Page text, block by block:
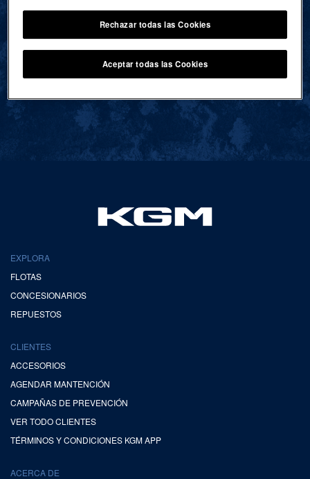
VOLVER AL INICIO
EXPLORA
FLOTAS
CONCESIONARIOS
REPUESTOS
CLIENTES
ACCESORIOS
AGENDAR MANTENCIÓN
CAMPAÑAS DE PREVENCIÓN
VER TODO CLIENTES
TÉRMINOS Y CONDICIONES KGM APP
ACERCA DE
Rechazar todas las Cookies
Aceptar todas las Cookies